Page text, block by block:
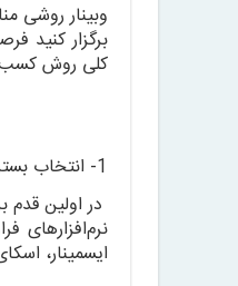
وبینار روشی
برگزار کنید
کلی روش کسب
1- انتخاب بستر مناسب برای برگزاری وبینار
در اولین قدم
نرم‌افزارهای
ایسمینار،